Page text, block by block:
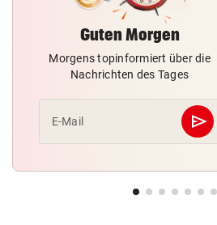
Guten Morgen
Morgens topinformiert über die
Nachrichten des Tages
E-Mail send